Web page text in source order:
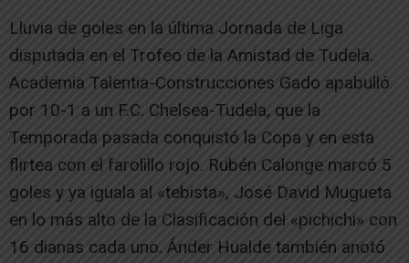
Lluvia de goles en la última Jornada de Liga
disputada en el Trofeo de la Amistad de Tudela.
Academia Talentia-Construcciones Gado apabulló
por 10-1 a un F.C. Chelsea-Tudela, que la
Temporada pasada conquistó la Copa y en esta
flirtea con el farolillo rojo. Rubén Calonge marcó 5
goles y ya iguala al «tebista», José David Mugueta
en lo más alto de la Clasificación del «pichichi» con
16 dianas cada uno. Ánder Hualde también anotó